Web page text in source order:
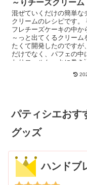
～りチーズクリーム
混ぜていくだけの簡単な
クリームのレシピです。
フレチーズケーキの中か
～っと出てくるクリーム
たくて開発したのですが
だけでなく、パフェの中
たりロールケーキに巻き
パティシエおす
グッズ
ハンドブ